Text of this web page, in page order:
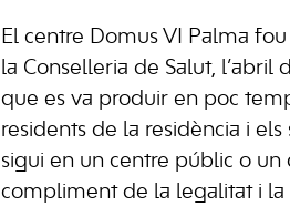
El centre Domus VI Palma
la Conselleria de Salut, l’abril
que es va produir en poc
residents de la residència i
sigui en un centre públic o
compliment de la legalitat i la